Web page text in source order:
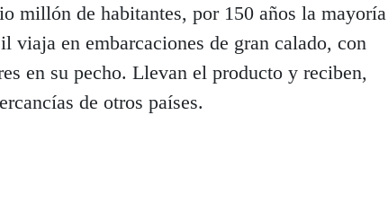
millón de habitantes, por 150 años la mayoría
viaja en embarcaciones de gran calado, con
en su pecho. Llevan el producto y reciben,
de otros países.